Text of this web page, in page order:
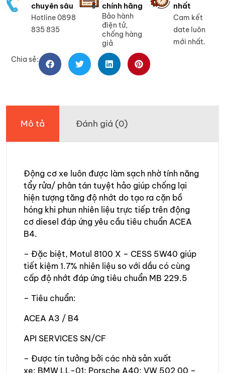
chuyên sâu
Hotline 0898
835 835
chính hãng
Bảo hành
điện tử,
chống hàng
giả
nhất
Cam kết
date luôn
mới nhất.
Chia sẻ:
Mô tả Đánh giá (0)
Động cơ xe luôn được làm sạch nhờ tính năng
tẩy rửa/ phân tán tuyệt hảo giúp chống lại
hiện tượng tăng độ nhớt do tạo ra cặn bồ
hóng khi phun nhiên liệu trực tiếp trên động
cơ diesel đáp ứng yêu cầu tiêu chuẩn ACEA
B4.
– Đặc biệt, Motul 8100 X – CESS 5W40 giúp
tiết kiệm 1.7% nhiên liệu so với dầu có cùng
cấp độ nhớt đáp ứng tiêu chuẩn MB 229.5
– Tiêu chuẩn:
ACEA A3 / B4
API SERVICES SN/CF
– Được tin tưởng bởi các nhà sản xuất
xe: BMW LL-01; Porsche A40; VW 502 00 –